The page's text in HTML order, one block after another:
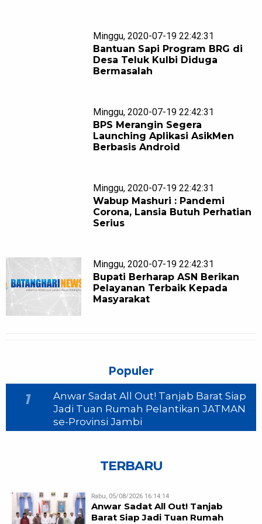
Minggu, 2020-07-19 22:42:31
Bantuan Sapi Program BRG di
Desa Teluk Kulbi Diduga
Bermasalah
Minggu, 2020-07-19 22:42:31
BPS Merangin Segera
Launching Aplikasi AsikMen
Berbasis Android
Minggu, 2020-07-19 22:42:31
Wabup Mashuri : Pandemi
Corona, Lansia Butuh Perhatian
Serius
Minggu, 2020-07-19 22:42:31
Bupati Berharap ASN Berikan
Pelayanan Terbaik Kepada
Masyarakat
Populer
1
Anwar Sadat All Out! Tanjab Barat Siap
Jadi Tuan Rumah Pelantikan JATMAN
se-Provinsi Jambi
TERBARU
Rabu, 05/08/2026 16:14:14
Anwar Sadat All Out! Tanjab
Barat Siap Jadi Tuan Rumah